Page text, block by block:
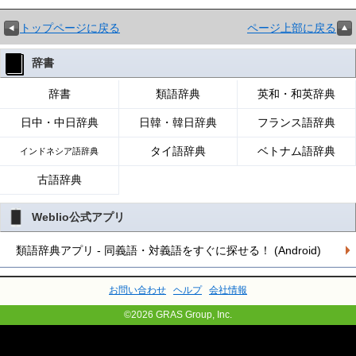
トップページに戻る ページ上部に戻る
辞書
辞書 類語辞典 英和・和英辞典
日中・中日辞典 日韓・韓日辞典 フランス語辞典
インドネシア語辞典 タイ語辞典 ベトナム語辞典
古語辞典
Weblio公式アプリ
類語辞典アプリ - 同義語・対義語をすぐに探せる！ (Android)
お問い合わせ ヘルプ 会社情報
©2026 GRAS Group, Inc.